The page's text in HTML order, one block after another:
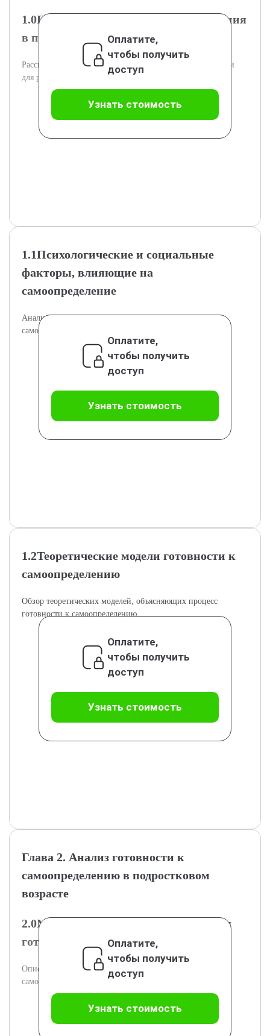
1.0Понятие и значение самоопределения
в подростковом возрасте
Рассмотрение понятия самоопределения и его значимости
для развития подростков.
Оплатите,
чтобы получить
доступ
Узнать стоимость
1.1Психологические и социальные
факторы, влияющие на
самоопределение
Анализ факторов, влияющих на развитие готовности к
самоопределению у подростков.
Оплатите,
чтобы получить
доступ
Узнать стоимость
1.2Теоретические модели готовности к
самоопределению
Обзор теоретических моделей, объясняющих процесс
готовности к самоопределению.
Оплатите,
чтобы получить
доступ
Узнать стоимость
Глава 2. Анализ готовности к
самоопределению в подростковом
возрасте
2.0Методы и инструменты измерения
готовности к самоопределению
Описание методов и инструментов оценки готовности к
самоопределению у подростков.
Оплатите,
чтобы получить
доступ
Узнать стоимость